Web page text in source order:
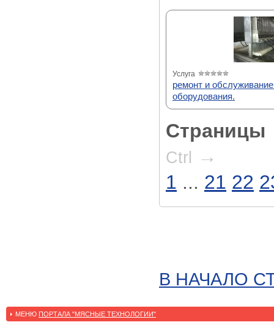
Услуга
ремонт и
оборудования.
Страницы
Ctrl
→
1 ... 21 22
В НАЧАЛО
МЕНЮ ПОРТАЛА "МЯСНЫЕ ТЕХНОЛОГИИ"